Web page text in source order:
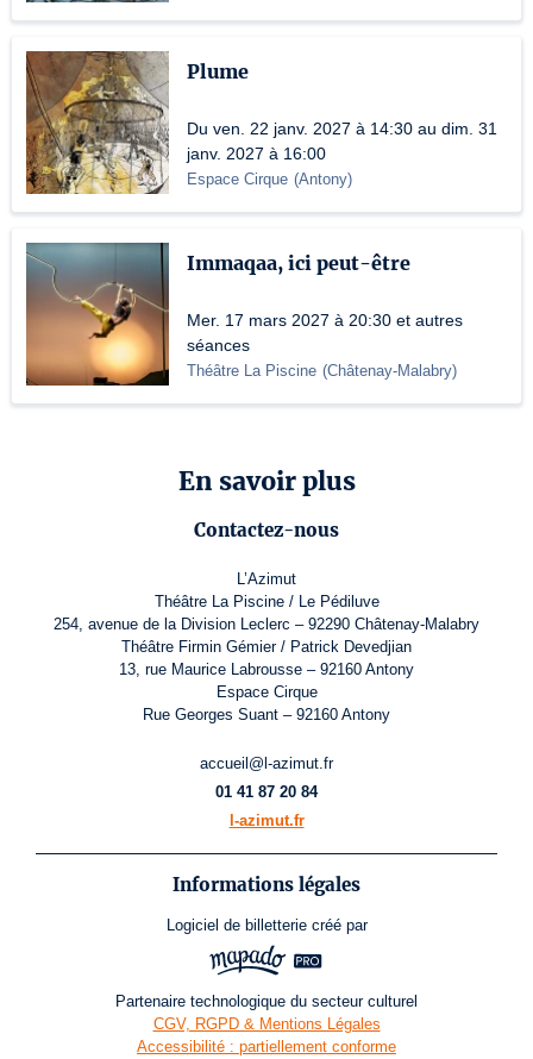
Plume
Du ven. 22 janv. 2027 à 14:30 au dim. 31
janv. 2027 à 16:00
Espace Cirque (Antony)
Immaqaa, ici peut-être
Mer. 17 mars 2027 à 20:30 et autres
séances
Théâtre La Piscine (Châtenay-Malabry)
En savoir plus
Contactez-nous
L’Azimut
Théâtre La Piscine / Le Pédiluve
254, avenue de la Division Leclerc – 92290 Châtenay-Malabry
Théâtre Firmin Gémier / Patrick Devedjian
13, rue Maurice Labrousse – 92160 Antony
Espace Cirque
Rue Georges Suant – 92160 Antony
accueil@l-azimut.fr
01 41 87 20 84
l-azimut.fr
Informations légales
Logiciel de billetterie créé par
Partenaire technologique du secteur culturel
CGV, RGPD & Mentions Légales
Accessibilité : partiellement conforme